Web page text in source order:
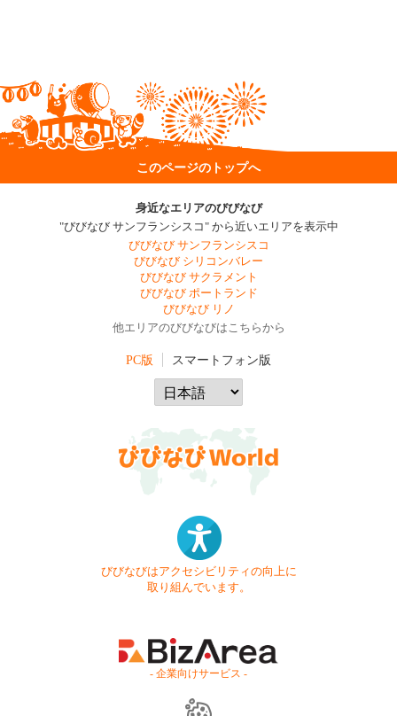
このページのトップへ
身近なエリアのびびなび
"びびなび サンフランシスコ" から近いエリアを表示中
びびなび サンフランシスコ
びびなび シリコンバレー
びびなび サクラメント
びびなび ポートランド
びびなび リノ
他エリアのびびなびはこちらから
PC版 スマートフォン版
びびなびはアクセシビリティの向上に
取り組んでいます。
- 企業向けサービス -